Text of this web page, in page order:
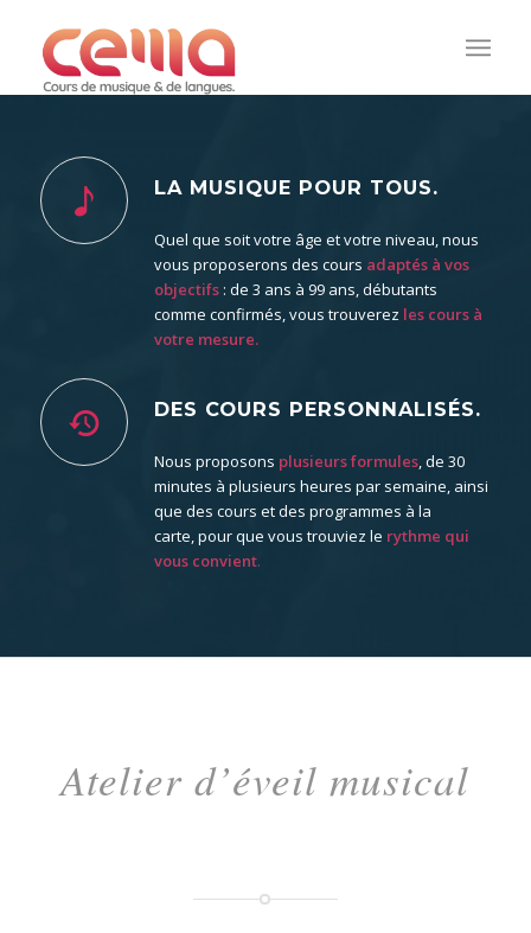
LA MUSIQUE POUR TOUS.
Quel que soit votre âge et votre niveau, nous
vous proposerons des cours adaptés à vos
objectifs : de 3 ans à 99 ans, débutants
comme confirmés, vous trouverez les cours à
votre mesure.
DES COURS PERSONNALISÉS.
Nous proposons plusieurs formules, de 30
minutes à plusieurs heures par semaine, ainsi
que des cours et des programmes à la
carte, pour que vous trouviez le rythme qui
vous convient.
Atelier d’éveil musical